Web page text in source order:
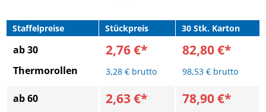
Staffelpreise Stückpreis 30 Stk. Karton
ab 30
Thermorollen
2,76 €*
3,28 € brutto
82,80 €*
98,53 € brutto
ab 60
2,63 €* 78,90 €*